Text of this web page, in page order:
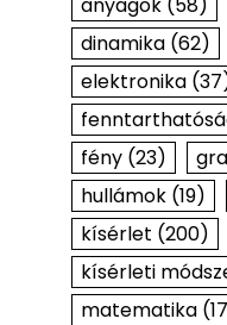
dinamika(62)
elektronika
fény(23)
hullámok(19)
kísérlet (200)
kísérleti
matematika